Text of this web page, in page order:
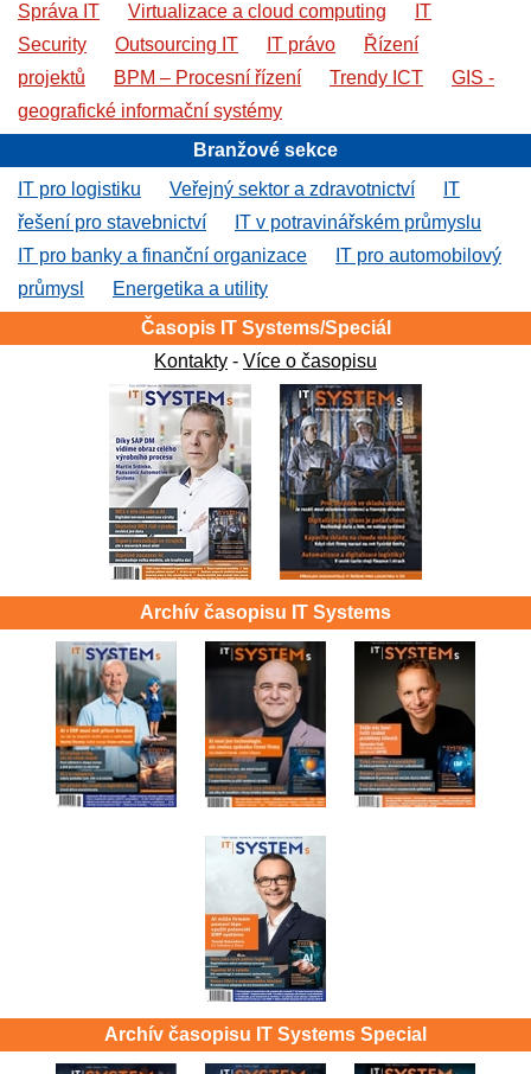
Správa IT
Virtualizace a cloud computing
IT
Security
Outsourcing IT IT právo
Řízení
projektů
BPM – Procesní řízení Trendy ICT
GIS -
geografické informační systémy
Branžové sekce
IT pro logistiku
Veřejný sektor a zdravotnictví
IT
řešení pro stavebnictví
IT v potravinářském průmyslu
IT pro banky a finanční organizace
IT pro automobilový
průmysl
Energetika a utility
Časopis IT Systems/Speciál
Kontakty - Více o časopisu
Archív časopisu IT Systems
Archív časopisu IT Systems Special